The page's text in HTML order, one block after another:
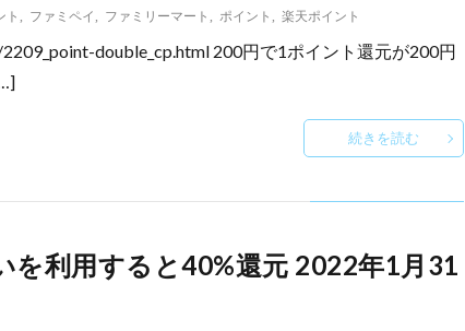
ト ファミペイ ファミリーマート ポイント 楽天ポイント
double_cp.html 200円で1ポイント還元が200円
続きを読む
を利用すると40%還元 2022年1月31